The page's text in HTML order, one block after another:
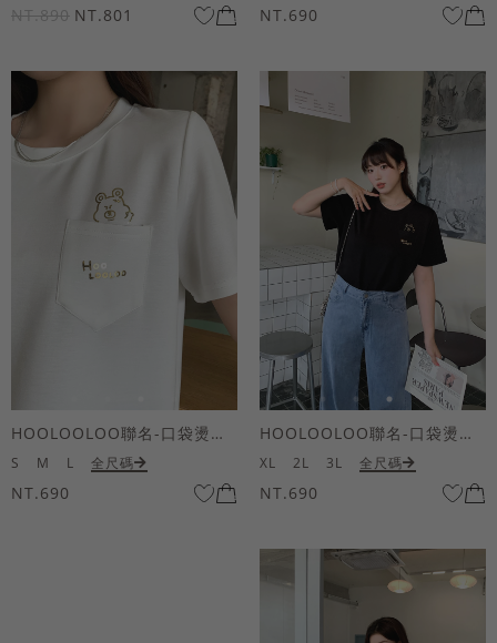
NT.890 NT.801 NT.690
HOOLOOLOO聯名-口袋燙金KUKU熊短袖上衣
S M L 全尺碼
NT.690
HOOLOOLOO聯名-口袋燙金KUKU熊短袖上衣
XL 2L 3L 全尺碼
NT.690